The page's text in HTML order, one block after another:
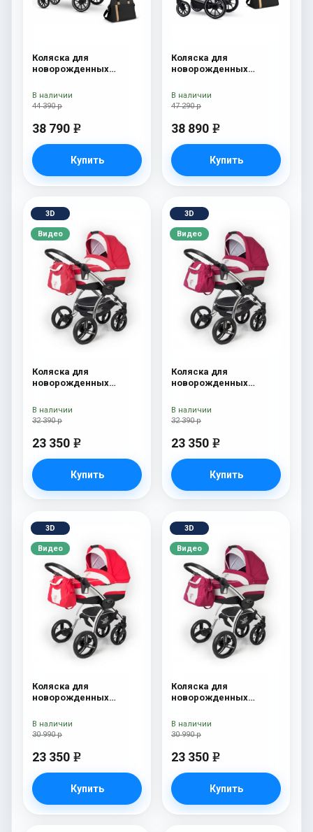
Коляска для
новорожденных
сумка Onyx
44 390 р
38 790 e
Купить
В наличии
Коляска для
новорожденных
Onyx
47 290 р
38 890 e
Купить
В наличии
3D
Видео
Коляска для
новорожденных
Chrome) Red Lux
32 390 р
23 350 e
Купить
В наличии
3D
Видео
Коляска для
новорожденных
Chrome) Borduex
32 390 р
23 350 e
Купить
В наличии
3D
Видео
Коляска для
новорожденных
White) Red Lux
30 990 р
23 350 e
Купить
В наличии
3D
Видео
Коляска для
новорожденных
White) Borduex
30 990 р
23 350 e
Купить
В наличии